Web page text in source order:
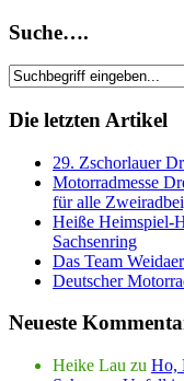
Suche….
Die letzten Artikel
29. Zschorlauer
Motorradmesse
für alle
Heiße Heimspiel-
Sachsenring
Das Team
Deutscher
Neueste
Heike Lau zu Ho,